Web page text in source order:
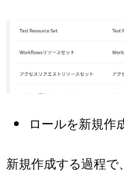
ロールを新規作
新規作成する過程で